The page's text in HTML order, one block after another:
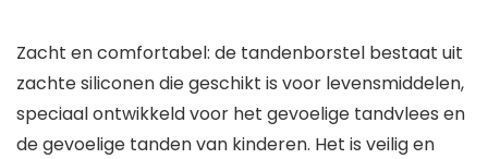
Zacht en comfortabel: de tandenborstel bestaat uit
zachte siliconen die geschikt is voor levensmiddelen,
speciaal ontwikkeld voor het gevoelige tandvlees en
de gevoelige tanden van kinderen. Het is veilig en